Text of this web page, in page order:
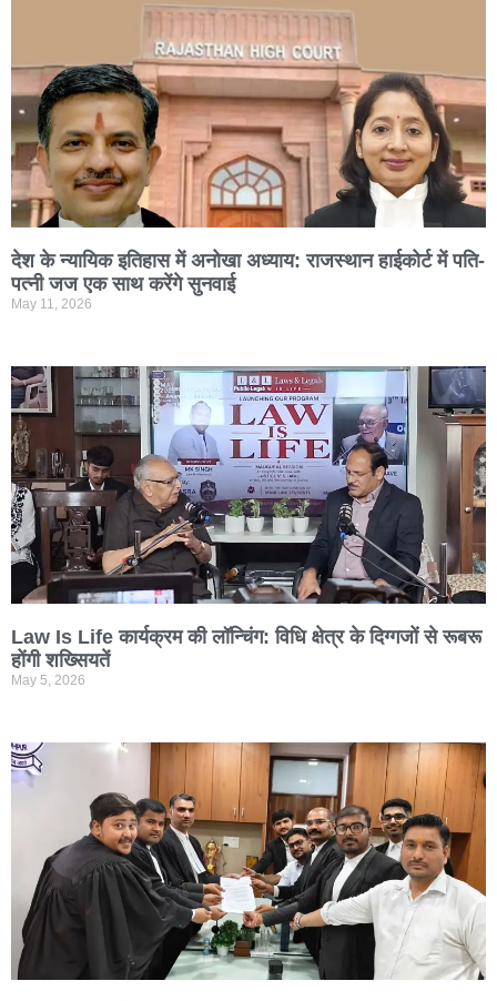
देश के न्यायिक इतिहास में अनोखा अध्याय: राजस्थान हाईकोर्ट में पति-
पत्नी जज एक साथ करेंगे सुनवाई
May 11, 2026
Law Is Life कार्यक्रम की लॉन्चिंग: विधि क्षेत्र के दिग्गजों से रूबरू
होंगी शख्सियतें
May 5, 2026